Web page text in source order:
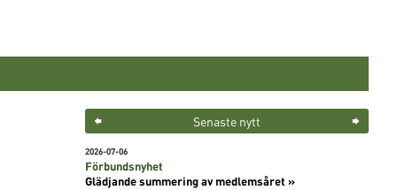
Senaste nytt
2026-07-06
Förbundsnyhet
Glädjande summering av medlemsåret »